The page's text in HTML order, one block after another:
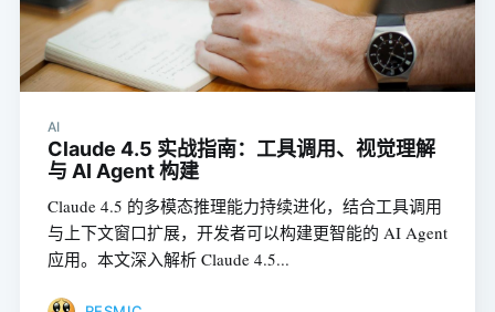
AI
Claude 4.5 实战指南：工具调用、视觉理解
与 AI Agent 构建
Claude 4.5 的多模态推理能力持续进化，结合工具调用
与上下文窗口扩展，开发者可以构建更智能的 AI Agent
应用。本文深入解析 Claude 4.5...